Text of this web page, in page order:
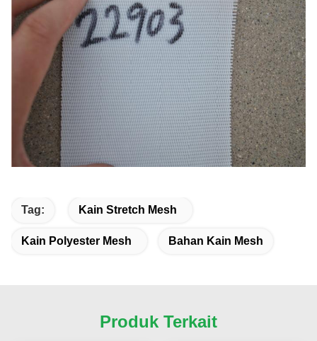
Tag: Kain Stretch Mesh
Kain Polyester Mesh Bahan Kain Mesh
Produk Terkait